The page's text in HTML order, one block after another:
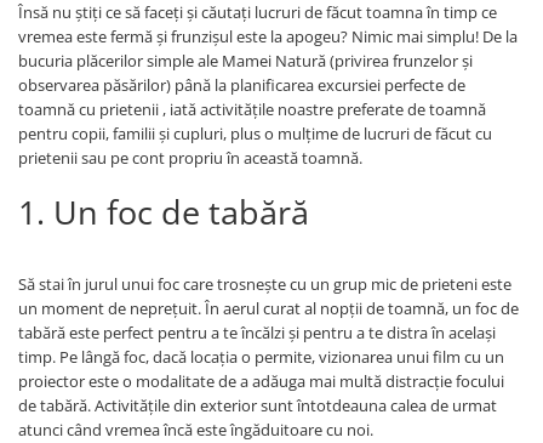
CIZME
PALARII
BOTINE SI GHETE
BOCANCI
CASUAL
ELEGANT
OFFICE
CIZME
ELEGANT
Însă nu ştiţi ce să faceţi şi căutați lucruri de făcut toamna în timp ce
vremea este fermă și frunzișul este la apogeu? Nimic mai simplu! De la
bucuria plăcerilor simple ale Mamei Natură (privirea frunzelor și
observarea păsărilor) până la planificarea excursiei perfecte de
toamnă cu prietenii , iată activitățile noastre preferate de toamnă
pentru copii, familii și cupluri, plus o mulțime de lucruri de făcut cu
prietenii sau pe cont propriu în această toamnă.
1. Un foc de tabără
Să stai în jurul unui foc care trosnește cu un grup mic de prieteni este
un moment de nepreţuit. În aerul curat al nopții de toamnă, un foc de
tabără este perfect pentru a te încălzi și pentru a te distra în acelaşi
timp. Pe lângă foc, dacă locația o permite, vizionarea unui film cu un
proiector este o modalitate de a adăuga mai multă distracție focului
de tabără. Activitățile din exterior sunt întotdeauna calea de urmat
atunci când vremea încă este îngăduitoare cu noi.